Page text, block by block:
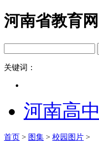
河南省教育
关键词：
河南高
首页 > 图集 > 校园图片 >